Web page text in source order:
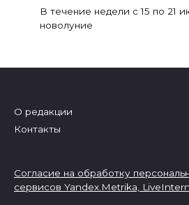
В течение недели с 15 по 21
новолуние
О редакции
Контакты
Согласие на обработку
сервисов Yandex.Metrika,